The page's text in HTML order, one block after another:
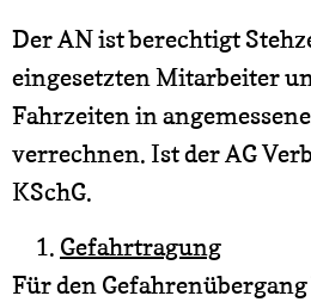
Der AN ist berechtigt
eingesetzten Mitarbeiter
Fahrzeiten in
verrechnen. Ist der AG
KSchG.
Gefahrtragung
Für den